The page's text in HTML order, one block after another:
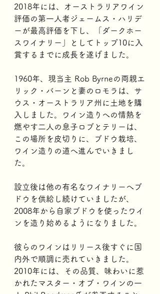
2018年には、オーストラリアワイン
評価の第一人者ジェームス・ハリデ
ーが最高評価を下し、「ダークホー
スワイナリー」としてトップ10に入
賞するまでに成長を遂げました。
1960年、現当主 Rob Byrneの両親エ
リック・バーンと妻のロモラは、サ
ウス・オーストラリア州に土地を購
入しました。ワイン造りへの情熱を
燃やす二人の息子ロブとテリーは、
この場所を皮切りに、ブドウ栽培、
ワイン造りの道へ進んでいきまし
た。
設立後は他の有名なワイナリーへブ
ドウを供給し続けていましたが、
2008年から自家ブドウを使ったワイ
ンを造り始めるようになりました。
彼らのワインはリリース後すぐに国
内外で順調に売れていきました。
2010年には、その品質、味わいに惹
かれたマスター・オブ・ワインの一